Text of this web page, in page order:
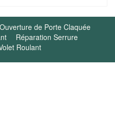
Ouverture de Porte Claquée
Réparation Serrure
Roulant